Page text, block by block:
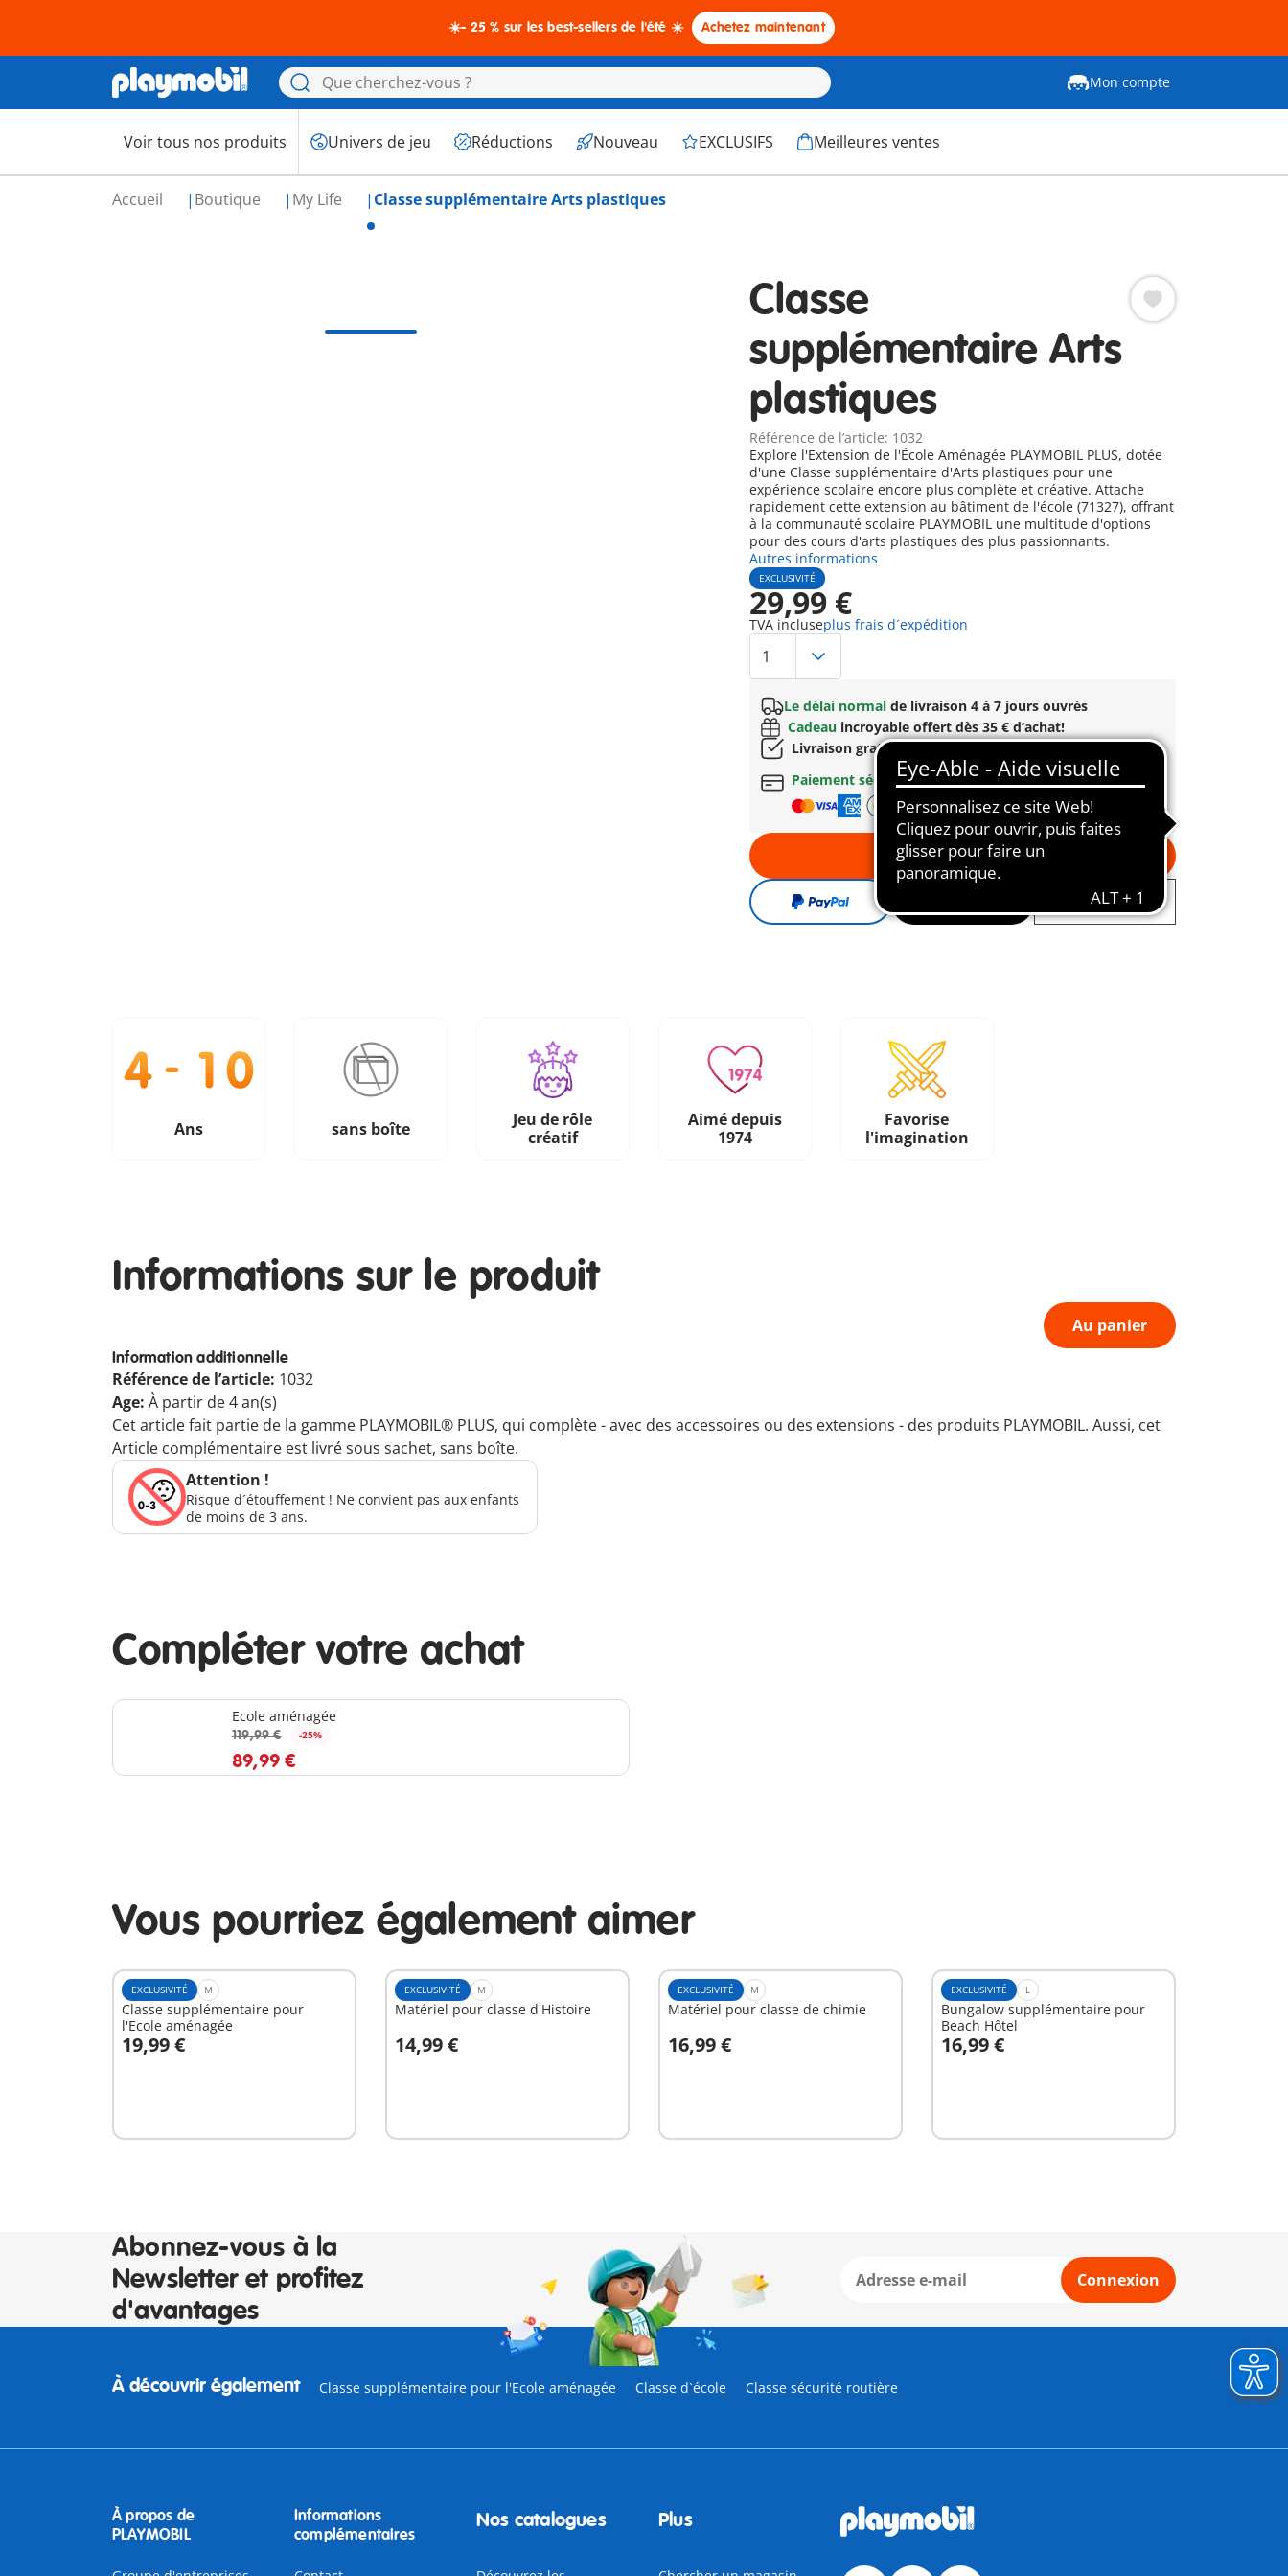
☀️- 25 % sur les best-sellers de l'été ☀️ Achetez maintenant
Mon compte
Voir tous nos produits Univers de jeu Réductions Nouveau EXCLUSIFS Meilleures ventes
Accueil Boutique My Life Classe supplémentaire Arts plastiques
Classe
supplémentaire Arts
plastiques
Référence de l’article: 1032
Explore l'Extension de l'École Aménagée PLAYMOBIL PLUS, dotée
d'une Classe supplémentaire d'Arts plastiques pour une
expérience scolaire encore plus complète et créative. Attache
rapidement cette extension au bâtiment de l'école (71327), offrant
à la communauté scolaire PLAYMOBIL une multitude d'options
pour des cours d'arts plastiques des plus passionnants.
Autres informations
EXCLUSIVITÉ
29,99 €
TVA incluseplus frais d´expédition
Le délai normalde livraison 4 à 7 jours ouvrés
Cadeauincroyable offert dès 35 € d’achat!
Livraison gratuitepour toute commande dès60 €
Paiement sécurisé et flexible
Au panier
Ans sans boîte
Jeu de rôle
créatif
Aimé depuis
1974
Favorise
l'imagination
Informations sur le produit
Au panier
Information additionnelle
Référence de l’article: 1032
Age: À partir de 4 an(s)
Cet article fait partie de la gamme PLAYMOBIL® PLUS, qui complète - avec des accessoires ou des extensions - des produits PLAYMOBIL. Aussi, cet
Article complémentaire est livré sous sachet, sans boîte.
Attention !
Risque d´étouffement ! Ne convient pas aux enfants
de moins de 3 ans.
Compléter votre achat
Ecole aménagée
119,99 € -25%
89,99 €
Vous pourriez également aimer
EXCLUSIVITÉ M
Classe supplémentaire pour
l'Ecole aménagée
19,99 €
Au panier
EXCLUSIVITÉ M
Matériel pour classe d'Histoire
14,99 €
Au panier
EXCLUSIVITÉ M
Matériel pour classe de chimie
16,99 €
Au panier
EXCLUSIVITÉ L
Bungalow supplémentaire pour
Beach Hôtel
16,99 €
Au panier
Abonnez-vous à la
Newsletter et profitez
d'avantages
Connexion
À découvrir également Classe supplémentaire pour l'Ecole aménagée Classe d`école Classe sécurité routière
À propos de
PLAYMOBIL
Informations
complémentaires
Nos catalogues Plus